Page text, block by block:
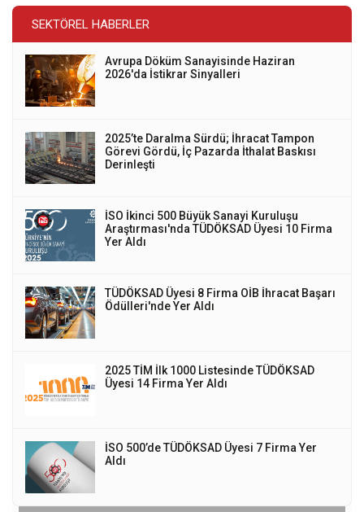
SEKTÖREL HABERLER
Avrupa Döküm Sanayisinde Haziran
2026'da İstikrar Sinyalleri
2025’te Daralma Sürdü; İhracat Tampon
Görevi Gördü, İç Pazarda İthalat Baskısı
Derinleşti
İSO İkinci 500 Büyük Sanayi Kuruluşu
Araştırması'nda TÜDÖKSAD Üyesi 10 Firma
Yer Aldı
TÜDÖKSAD Üyesi 8 Firma OİB İhracat Başarı
Ödülleri'nde Yer Aldı
2025 TİM İlk 1000 Listesinde TÜDÖKSAD
Üyesi 14 Firma Yer Aldı
İSO 500’de TÜDÖKSAD Üyesi 7 Firma Yer
Aldı